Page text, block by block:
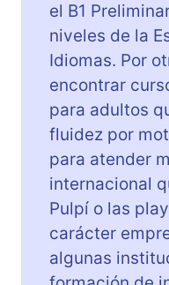
el B1
niveles de la
Idiomas. Por
encontrar
para adultos
fluidez por
para atender
internacional
Pulpí o las
carácter
algunas